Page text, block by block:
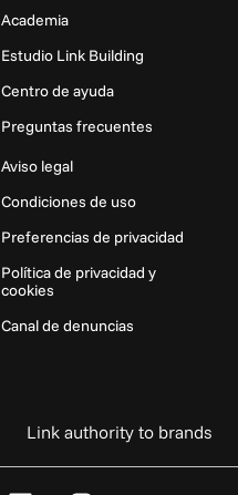
Academia
Estudio Link Building
Centro de ayuda
Preguntas frecuentes
Aviso legal
Condiciones de uso
Preferencias de privacidad
Política de privacidad y
cookies
Canal de denuncias
Link authority to brands